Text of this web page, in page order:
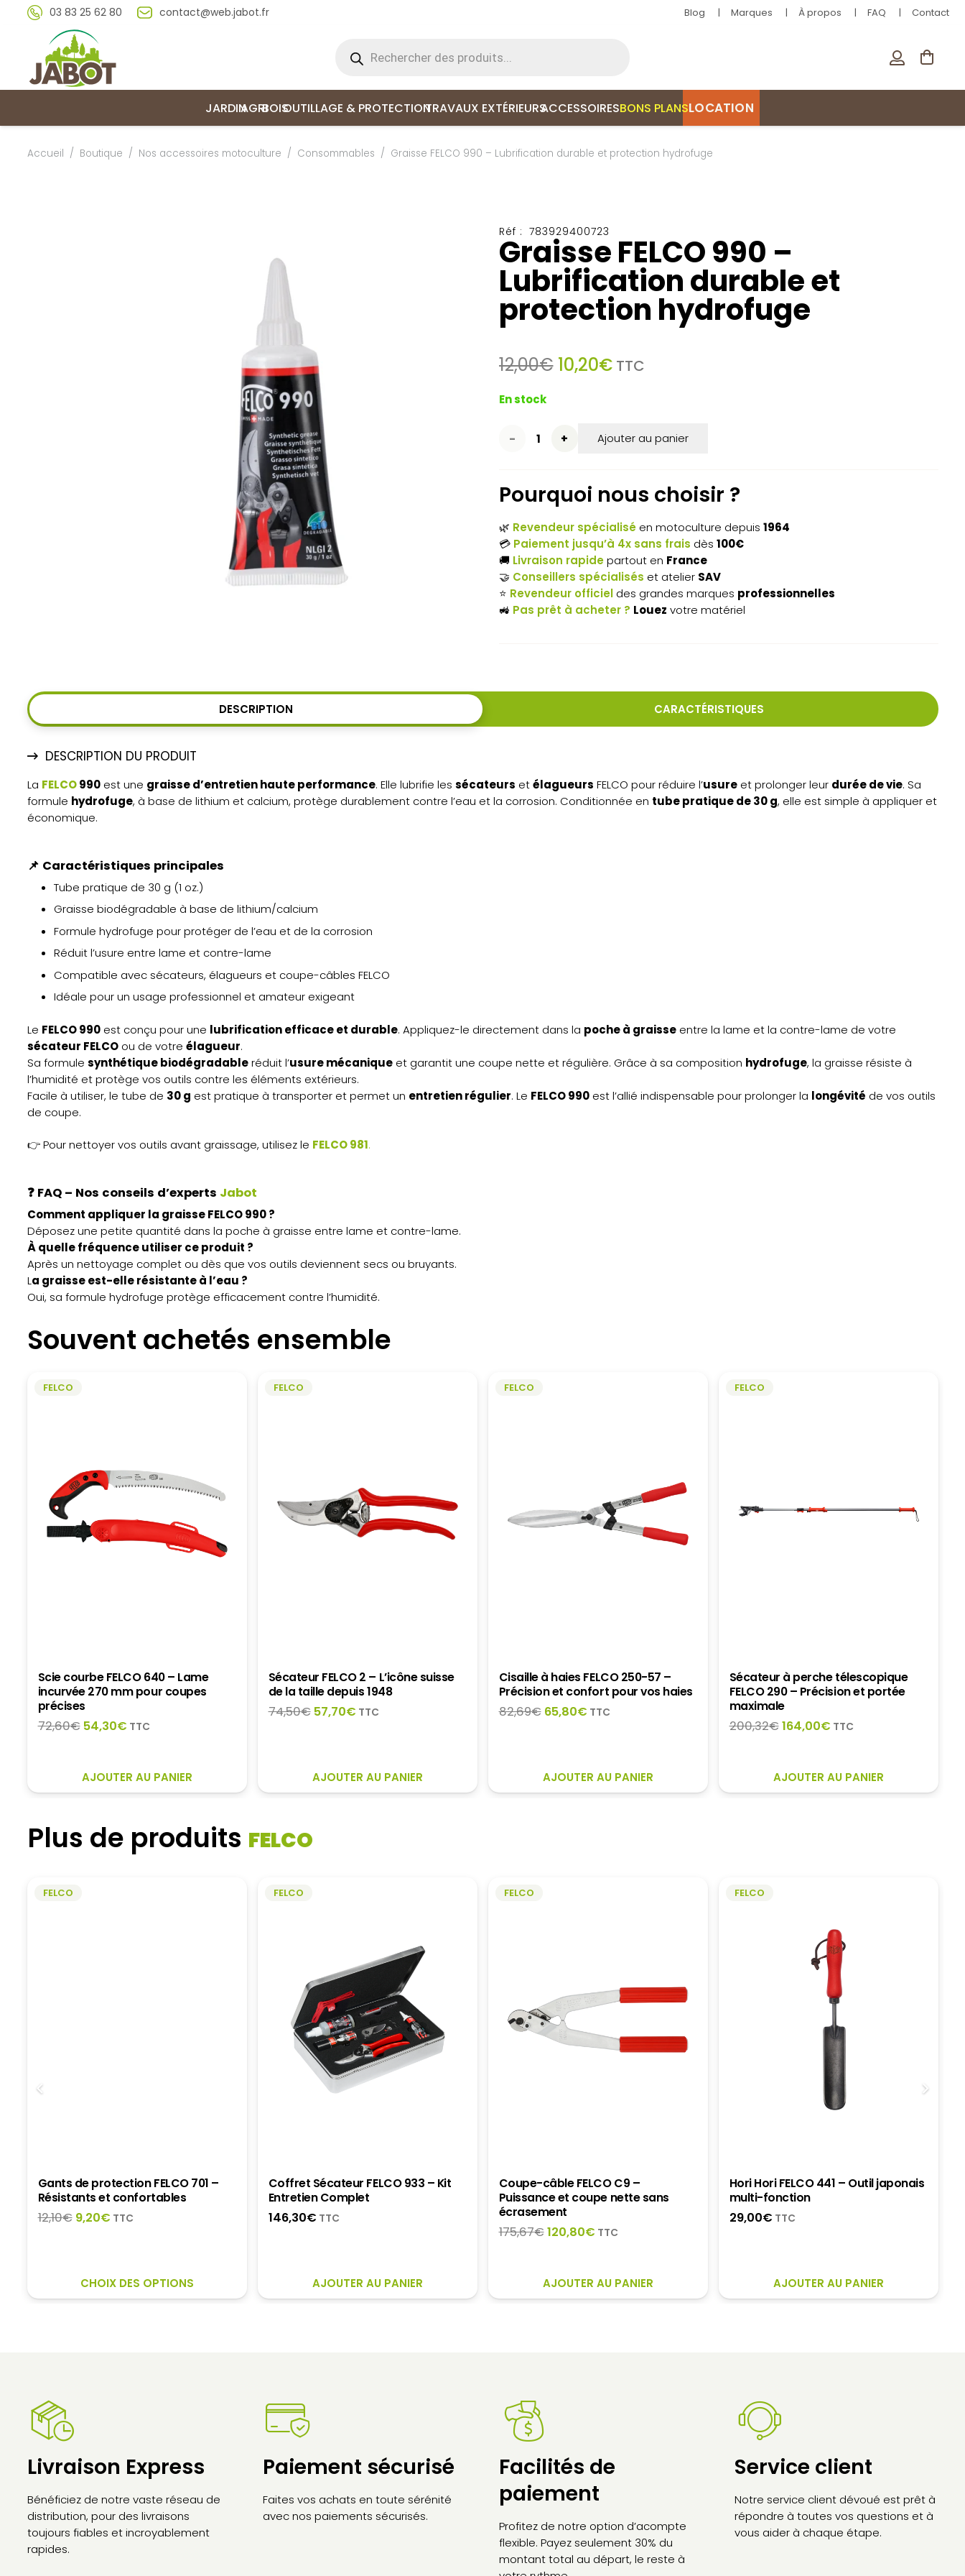
03 83 25 62 80 contact@web.jabot.fr Blog Marques À propos FAQ Contact
produits
JARDINAGRIBOISOUTILLAGE & PROTECTIONTRAVAUX EXTÉRIEURSACCESSOIRESBONS PLANSLOCATION
Accueil / Boutique / Nos accessoires motoculture / Consommables / Graisse FELCO 990 – Lubrification durable et protection hydrofuge
Réf : 783929400723
Graisse FELCO 990 –
Lubrification durable et
protection hydrofuge
12,00€ Le
prix
12,00€.
10,20€Le
10,20€.
TTC
En stock
quantité
Graisse
990
–
Lubrification
Ajouter au panier
Pourquoi nous choisir ?
🌿 Revendeur spécialiséen motoculture depuis 1964
💳 Paiement jusqu’à 4x sans frais dès 100€
🚚 Livraison rapidepartout en France
🤝 Conseillers spécialisés et atelier SAV
⭐ Revendeur officieldes grandes marques professionnelles
🚜 Pas prêt à acheter ? Louez votre matériel
DESCRIPTION CARACTÉRISTIQUES
DESCRIPTION DU PRODUIT
La FELCO990est une graisse d’entretien haute performance. Elle lubrifie les sécateurs etélagueurs FELCO pour réduire l’usureet prolonger leur durée de vie. Sa
formule hydrofuge, à base de lithium et calcium, protège durablement contre l’eau et la corrosion. Conditionnée en tube pratique de 30 g, elle est simple à appliquer et
économique.
📌 Caractéristiques principales
Tube pratique de 30 g (1 oz.)
Graisse biodégradable à base de lithium/calcium
Formule hydrofuge pour protéger de l’eau et de la corrosion
Réduit l’usure entre lame et contre-lame
Compatible avec sécateurs, élagueurs et coupe-câbles FELCO
Idéale pour un usage professionnel et amateur exigeant
Le FELCO 990est conçu pour une lubrification efficace et durable. Appliquez-le directement dans la poche à graisseentre la lame et la contre-lame de votre
sécateur FELCOou de votre élagueur.
Sa formule synthétique biodégradableréduit l’usure mécaniqueet garantit une coupe nette et régulière. Grâce à sa composition hydrofuge, la graisse résiste à
l’humidité et protège vos outils contre les éléments extérieurs.
Facile à utiliser, le tube de 30 g est pratique à transporter et permet un entretien régulier. Le FELCO 990est l’allié indispensable pour prolonger la longévité de vos outils
de coupe.
👉 Pour nettoyer vos outils avant graissage, utilisez le FELCO 981.
❓ FAQ – Nos conseils d’experts Jabot
Comment appliquer la graisse FELCO 990 ?
Déposez une petite quantité dans la poche à graisse entre lame et contre-lame.
À quelle fréquence utiliser ce produit ?
Après un nettoyage complet ou dès que vos outils deviennent secs ou bruyants.
La graisse est-elle résistante à l’eau ?
Oui, sa formule hydrofuge protège efficacement contre l’humidité.
Souvent achetés ensemble
FELCO
Scie courbe FELCO 640 – Lame
incurvée 270 mm pour coupes
précises
72,60€ Le
était :
72,60€.
54,30€Le
est :
54,30€.
TTC
AJOUTER AU PANIER
FELCO
Sécateur FELCO 2 – L’icône suisse
de la taille depuis 1948
74,50€ Le
74,50€.
57,70€Le
57,70€.
TTC
AJOUTER AU PANIER
FELCO
Cisaille à haies FELCO 250-57 –
Précision et confort pour vos haies
82,69€ Le
82,69€.
65,80€Le
65,80€.
TTC
AJOUTER AU PANIER
FELCO
Sécateur à perche télescopique
FELCO 290 – Précision et portée
maximale
200,32€Le
était :
200,32€.
164,00€Le
est :
164,00€.
TTC
AJOUTER AU PANIER
Plus de produits FELCO
FELCO
Gants de protection FELCO 701 –
Résistants et confortables
12,10€ Le
12,10€.
9,20€Le
9,20€.
TTC
CHOIX DES OPTIONS
PRODUIT
ÊTRE
CHOISIES
PAGE
PRODUIT
FELCO
Coffret Sécateur FELCO 933 – Kit
Entretien Complet
146,30€ TTC
AJOUTER AU PANIER
FELCO
Coupe-câble FELCO C9 –
Puissance et coupe nette sans
écrasement
175,67€Le
était :
175,67€.
120,80€Le
est :
120,80€.
TTC
AJOUTER AU PANIER
FELCO
Hori Hori FELCO 441 – Outil japonais
multi-fonction
29,00€ TTC
AJOUTER AU PANIER
Livraison Express
Bénéficiez de notre vaste réseau de
distribution, pour des livraisons
toujours fiables et incroyablement
rapides.
Paiement sécurisé
Faites vos achats en toute sérénité
avec nos paiements sécurisés.
Facilités de
paiement
Profitez de notre option d’acompte
flexible. Payez seulement 30% du
montant total au départ, le reste à
Service client
Notre service client dévoué est prêt à
répondre à toutes vos questions et à
vous aider à chaque étape.